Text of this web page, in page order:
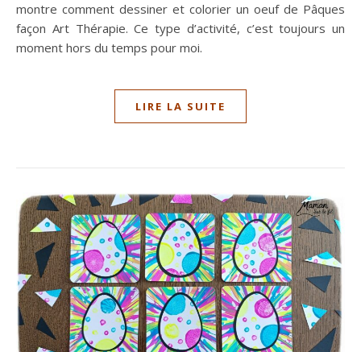
montre comment dessiner et colorier un oeuf de Pâques
façon Art Thérapie. Ce type d’activité, c’est toujours un
moment hors du temps pour moi.
LIRE LA SUITE